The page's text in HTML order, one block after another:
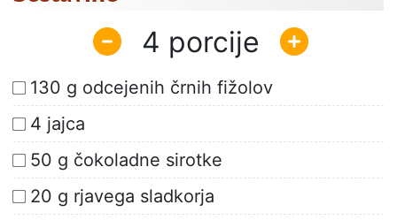
4
130 g odcejenih črnih fižolov
4 jajca
50 g čokoladne sirotke
20 g rjavega sladkorja